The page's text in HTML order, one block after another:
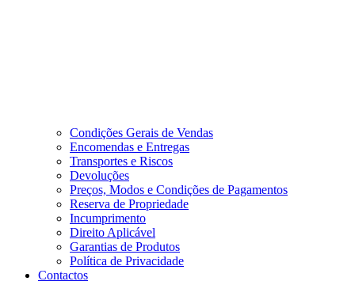
Condições Gerais de Vendas
Encomendas e Entregas
Transportes e Riscos
Devoluções
Preços, Modos e Condições de Pagamentos
Reserva de Propriedade
Incumprimento
Direito Aplicável
Garantias de Produtos
Política de Privacidade
Contactos